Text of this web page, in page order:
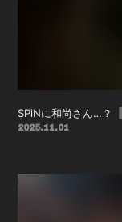
SPiNに和尚さん…？
2025.11.01